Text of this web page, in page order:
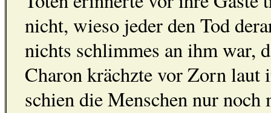
nicht, wieso jeder den Tod
nichts schlimmes an ihm war,
Charon krächzte vor Zorn laut
schien die Menschen nur noch